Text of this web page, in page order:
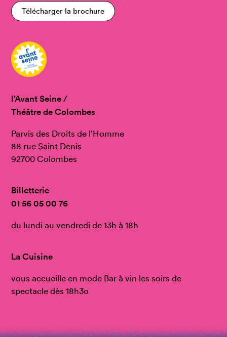
Télécharger la brochure
l’Avant Seine /
Théâtre de Colombes
Parvis des Droits de l’Homme
88 rue Saint Denis
92700 Colombes
Billetterie
01 56 05 00 76
du lundi au vendredi de 13h à 18h
La Cuisine
vous accueille en mode Bar à vin les soirs de
spectacle dès 18h3o